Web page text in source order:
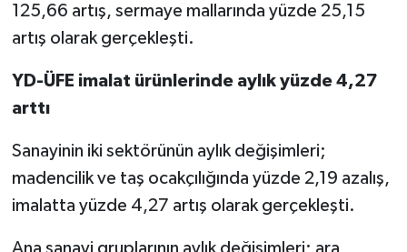
125,66 artış, sermaye mallarında yüzde 25,15
artış olarak gerçekleşti.
YD-ÜFE imalat ürünlerinde aylık yüzde 4,27
arttı
Sanayinin iki sektörünün aylık değişimleri;
madencilik ve taş ocakçılığında yüzde 2,19 azalış,
imalatta yüzde 4,27 artış olarak gerçekleşti.
Ana sanayi gruplarının aylık değişimleri; ara